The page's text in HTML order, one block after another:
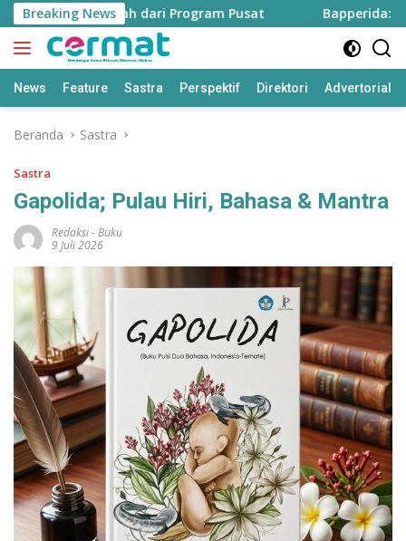
Langsung
ke
konten
Breaking News
Sawah dari Program Pusat Bapperida: Taliabu
News Feature Sastra Perspektif Direktori Advertorial
Beranda Sastra
Sastra
Gapolida; Pulau Hiri, Bahasa & Mantra
Redaksi-Buku
9 Juli 2026